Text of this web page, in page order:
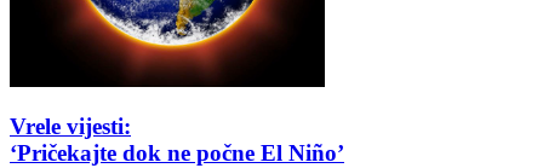
Vrele vijesti:
‘Pričekajte dok ne počne El Niño’